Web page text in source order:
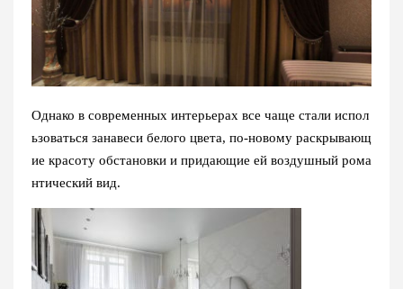
Однако в современных интерьерах все чаще стали испол
ьзоваться занавеси белого цвета, по-новому раскрывающ
ие красоту обстановки и придающие ей воздушный рома
нтический вид.